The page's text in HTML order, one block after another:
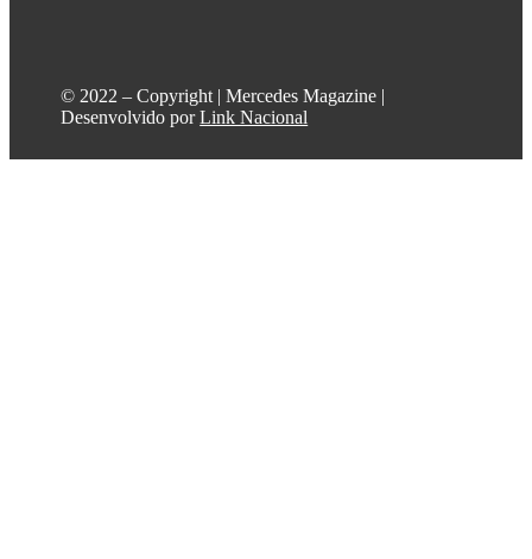
©️ 2022 – Copyright | Mercedes Magazine |
Desenvolvido porLink Nacional